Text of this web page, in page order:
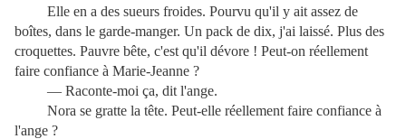
Elle en a des sueurs froides. Pourvu qu'il y ait assez de
boîtes, dans le garde-manger. Un pack de dix, j'ai laissé. Plus des
croquettes. Pauvre bête, c'est qu'il dévore ! Peut-on réellement
faire confiance à Marie-Jeanne ?
— Raconte-moi ça, dit l'ange.
Nora se gratte la tête. Peut-elle réellement faire confiance à
l'ange ?